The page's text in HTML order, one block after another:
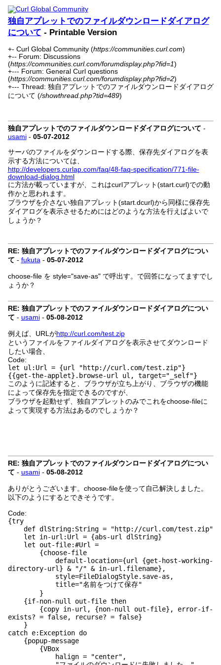
独自アプレットでのファイルダウンロードダイアログ
について - Printable Version
+- Curl Global Community (https://communities.curl.com)
+-- Forum: Discussions
(https://communities.curl.com/forumdisplay.php?fid=1)
+--- Forum: General Curl questions
(https://communities.curl.com/forumdisplay.php?fid=2)
+--- Thread: 独自アプレットでのファイルダウンロードダイアログ
について (/showthread.php?tid=489)
独自アプレットでのファイルダウンロードダイアログについて -
usami- 05-07-2012
サーバのファイルをダウンロードする際、保存先ダイアログを表
示する方法については、
http://developers.curlap.com/faq/48-faq-specification/771-file-
download-dialog.html
に方法が載っていますが、これはcurlアプレット(start.curl)での動
作かと思われます。
ブラウザを介さない独自アプレット(start.dcurl)から同様に保存先
ダイアログを表示させるためにはどのような方法を行えばよいで
しょうか？
RE: 独自アプレットでのファイルダウンロードダイアログについ
て - fukuta- 05-07-2012
choose-file を style="save-as" で呼出す。で回答になってますでし
ょうか？
RE: 独自アプレットでのファイルダウンロードダイアログについ
て - usami- 05-08-2012
例えば、URLがhttp://curl.com/test.zip
というファイルをファイルダイアログを表示させてダウンロード
したい場合、
Code:
let ul:Url = {url "http://curl.com/test.zip"}
{{get-the-applet}.browse-url ul, target="_self"}
このように記述すると、ブラウザが立ち上がり、ブラウザの機能
によって保存先を指定できるのですが、
ブラウザを起動せず、独自アプレットのみでこれをchoose-fileに
よって実現する方法はあるのでしょうか？
RE: 独自アプレットでのファイルダウンロードダイアログについ
て - usami- 05-08-2012
ありがとうございます。choose-fileを使って自己解決しました。
以下のようにするとできそうです。
Code:
{try
def dlString:String = "http://curl.com/test.zip"
let in-url:Url = {abs-url dlString}
let out-file:#Url =
{choose-file
default-location={url {get-host-working-
directory-url} & "/" & in-url.filename},
style=FileDialogStyle.save-as,
title="名前をつけて保存"
}
{if-non-null out-file then
{copy in-url, {non-null out-file}, error-if-
exists? = false, recurse? = false}
}
catch e:Exception do
{popup-message
{VBox
halign = "center",